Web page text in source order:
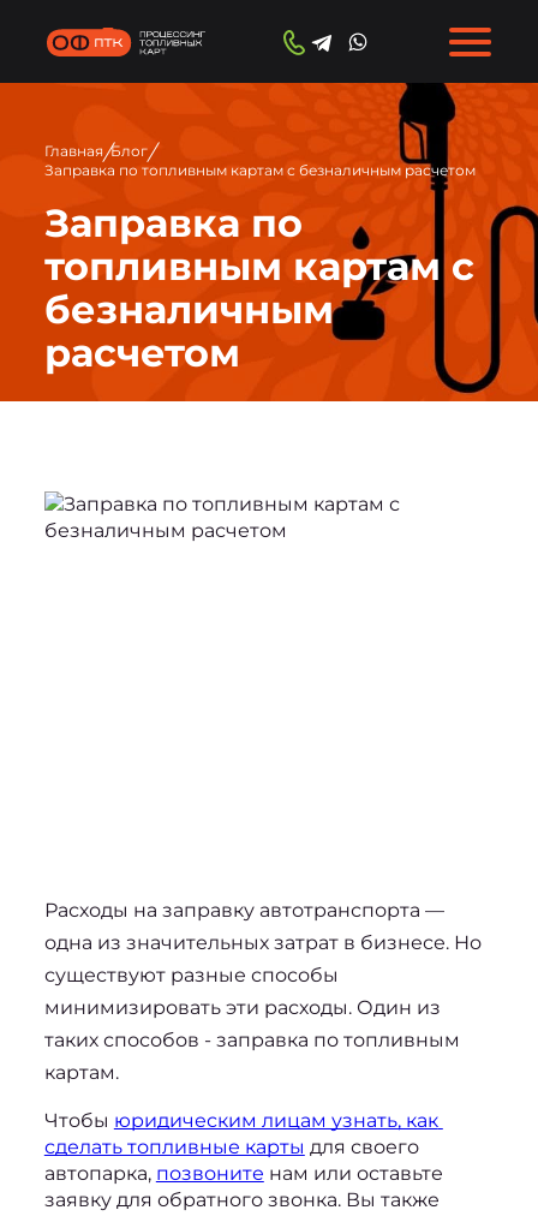
Главная/Блог/
Заправка по топливным картам с безналичным расчетом
Заправка по
топливным картам с
безналичным
расчетом
Расходы на заправку автотранспорта —
одна из значительных затрат в бизнесе. Но
существуют разные способы
минимизировать эти расходы. Один из
таких способов - заправка по топливным
картам.
Чтобы юридическим лицам узнать, как
сделать топливные карты для своего
автопарка, позвоните нам или оставьте
заявку для обратного звонка. Вы также